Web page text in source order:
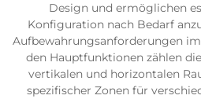
Design und ermöglichen
Konfiguration nach Bedarf
Aufbewahrungsanforderungen
den Hauptfunktionen zählen
vertikalen und horizontalen
spezifischer Zonen für